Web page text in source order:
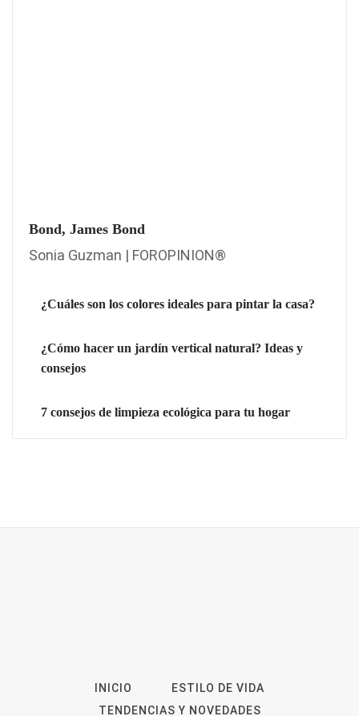
Bond, James Bond
Sonia Guzman | FOROPINION®
¿Cuáles son los colores ideales para pintar la casa?
¿Cómo hacer un jardín vertical natural? Ideas y
consejos
7 consejos de limpieza ecológica para tu hogar
INICIO
ESTILO DE VIDA
TENDENCIAS Y NOVEDADES